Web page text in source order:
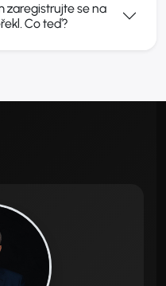
zaregistrujte se na
Co teď?